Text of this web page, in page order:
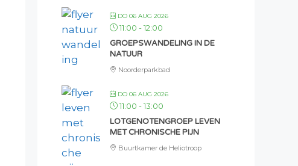
DO 06 AUG 2026
11:00 -12:00
GROEPSWANDELING IN DE
NATUUR
Noorderparkbad
DO 06 AUG 2026
11:00 -13:00
LOTGENOTENGROEP LEVEN
MET CHRONISCHE PIJN
Buurtkamer de Heliotroop